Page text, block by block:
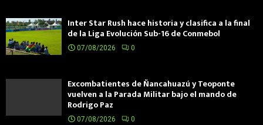
Inter Star Rush hace historia y clasifica a la final
de la Liga Evolución Sub-16 de Conmebol
07/08/2026 0
Excombatientes de Ñancahuazú y Teoponte
vuelven a la Parada Militar bajo el mando de
Rodrigo Paz
07/08/2026 0